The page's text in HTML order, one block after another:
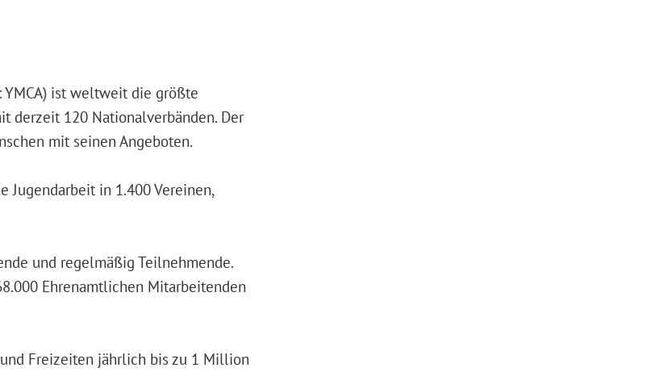
YMCA) ist weltweit die größte
derzeit 120 Nationalverbänden. Der
mit seinen Angeboten.
Jugendarbeit in 1.400 Vereinen,
und regelmäßig Teilnehmende.
Ehrenamtlichen Mitarbeitenden
Freizeiten jährlich bis zu 1 Million